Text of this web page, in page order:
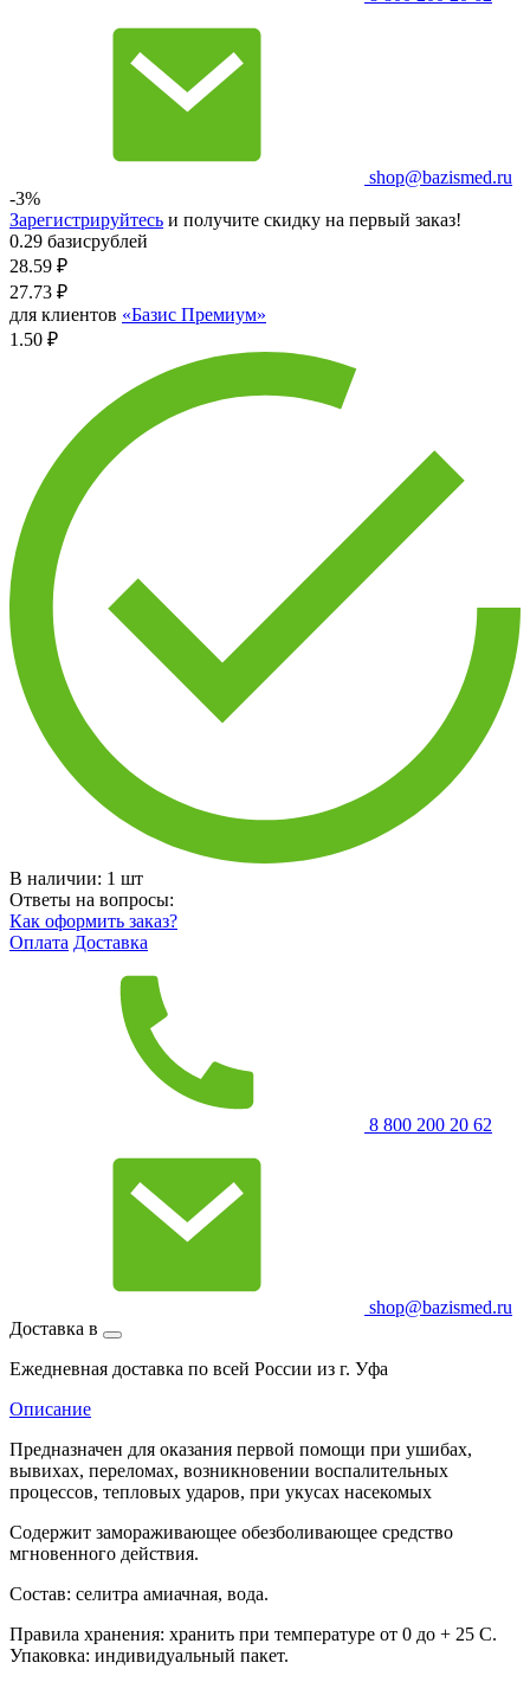
shop@bazismed.ru
-3%
Зарегистрируйтесь и получите скидку на первый заказ!
0.29 базисрублей
28.59 ₽
27.73 ₽
для клиентов «Базис Премиум»
1.50 ₽
В наличии: 1 шт
Ответы на вопросы:
Как оформить заказ?
Оплата Доставка
8 800 200 20 62
shop@bazismed.ru
Доставка в
Ежедневная доставка по всей России из г. Уфа
Описание
Предназначен для оказания первой помощи при ушибах,
вывихах, переломах, возникновении воспалительных
процессов, тепловых ударов, при укусах насекомых
Содержит замораживающее обезболивающее средство
мгновенного действия.
Состав: селитра амиачная, вода.
Правила хранения: хранить при температуре от 0 до + 25 С.
Упаковка: индивидуальный пакет.